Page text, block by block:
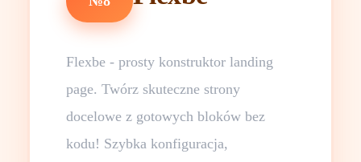
Flexbe - prosty konstruktor landing
page. Twórz skuteczne strony
docelowe z gotowych bloków bez
kodu! Szybka konfiguracja,